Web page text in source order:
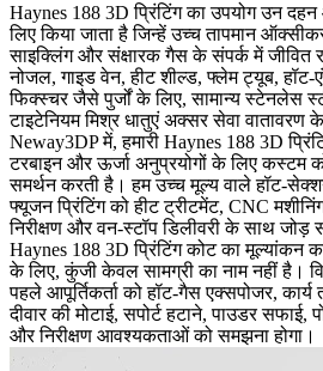
Haynes 188 3D प्रिंटिंग का उपयोग उन
लिए किया जाता है जिन्हें उच्च तापमान
साइक्लिंग और संक्षारक गैस के संपर्क में जीवित
नोजल, गाइड वेन, हीट शील्ड, फ्लेम ट्यूब,
फिक्स्चर जैसे पुर्जों के लिए, सामान्य स्टेनलेस
टाइटेनियम मिश्र धातुएं अक्सर सेवा वातावरण
Neway3DP में, हमारी Haynes 188 3D
टरबाइन और ऊर्जा अनुप्रयोगों के लिए कस्टम
समर्थन करती है। हम उच्च मूल्य वाले हॉट-
फ्यूजन प्रिंटिंग को हीट ट्रीटमेंट, CNC
निरीक्षण और वन-स्टॉप डिलीवरी के साथ
Haynes 188 3D प्रिंटिंग कोट का मूल्यांकन
के लिए, कुंजी केवल सामग्री का नाम नहीं है।
पहले आपूर्तिकर्ता को हॉट-गैस एक्सपोजर, कार्य
दीवार की मोटाई, सपोर्ट हटाने, पाउडर सफाई,
और निरीक्षण आवश्यकताओं को समझना होगा।